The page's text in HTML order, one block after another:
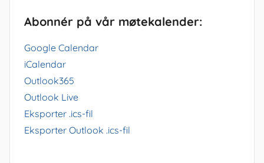
Abonnér på vår møtekalender:
Google Calendar
iCalendar
Outlook365
Outlook Live
Eksporter .ics-fil
Eksporter Outlook .ics-fil